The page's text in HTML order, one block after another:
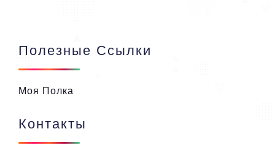
Полезные Ссылки
Моя Полка
Контакты